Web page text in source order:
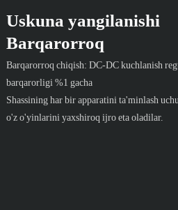
Uskuna yangilanishi
Barqarorroq
Barqarorroq chiqish: DC-DC kuchlanish
barqarorligi %1 gacha
Shassining har bir apparatini ta'minlash
o'z o'yinlarini yaxshiroq ijro eta oladilar.